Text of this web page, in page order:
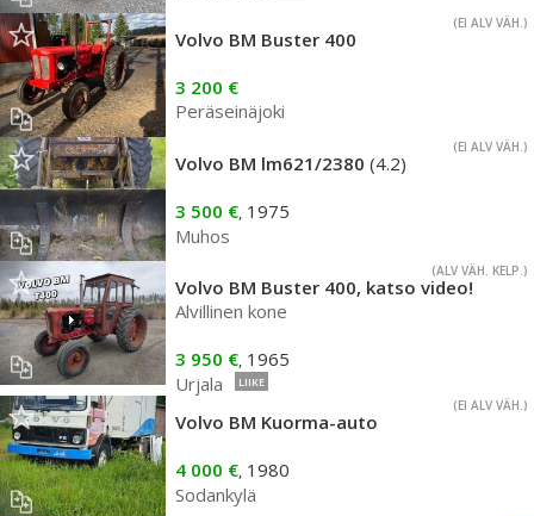
(EI ALV VÄH.)
Volvo BM Buster 400
3 200 €
Peräseinäjoki
(EI ALV VÄH.)
Volvo BM lm621/2380 (4.2)
3 500 €, 1975
Muhos
(ALV VÄH. KELP.)
Volvo BM Buster 400, katso video!
Alvillinen kone
3 950 €, 1965
Urjala
LIIKE
(EI ALV VÄH.)
Volvo BM Kuorma-auto
4 000 €, 1980
Sodankylä